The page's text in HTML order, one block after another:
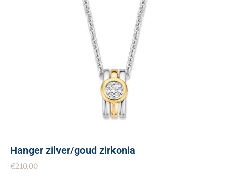
Hanger zilver/goud zirkonia
€210.00